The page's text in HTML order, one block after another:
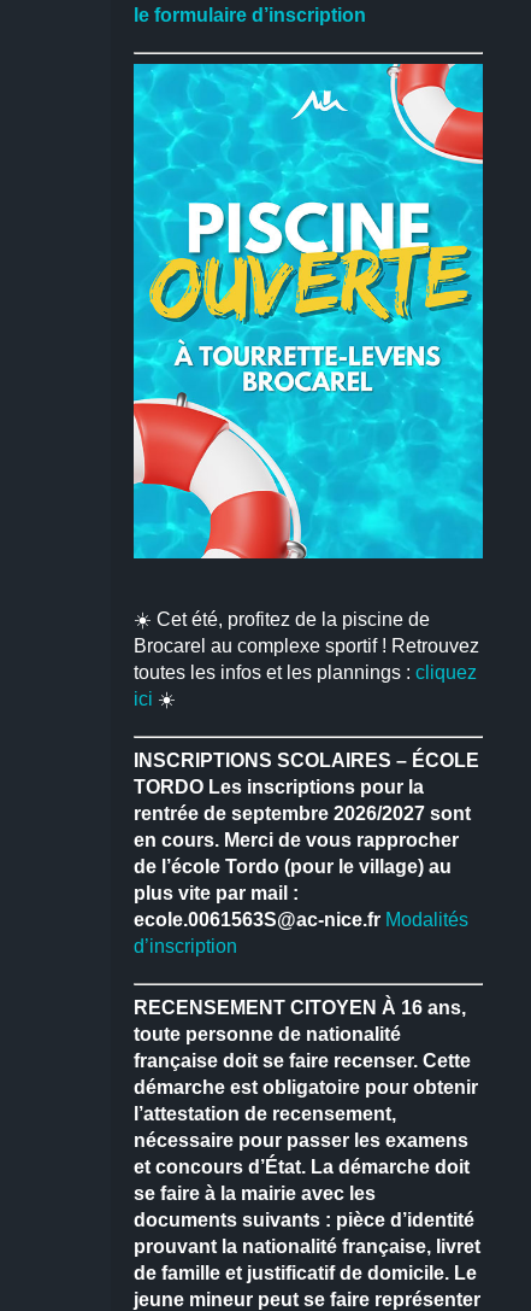
le formulaire d’inscription
☀️ Cet été, profitez de la piscine de
Brocarel au complexe sportif ! Retrouvez
toutes les infos et les plannings : cliquez
ici ☀️
INSCRIPTIONS SCOLAIRES – ÉCOLE
TORDOLes inscriptions pour la
rentrée de septembre 2026/2027 sont
en cours. Merci de vous rapprocher
de l’école Tordo (pour le village) au
plus vite par mail :
ecole.0061563S@ac-nice.fr Modalités
d’inscription
RECENSEMENT CITOYEN À 16 ans,
toute personne de nationalité
française doit se faire recenser. Cette
démarche est obligatoire pour obtenir
l’attestation de recensement,
nécessaire pour passer les examens
et concours d’État.La démarche doit
se faire à la mairie avec les
documents suivants : pièce d’identité
prouvant la nationalité française, livret
de famille et justificatif de domicile.Le
jeune mineur peut se faire représenter